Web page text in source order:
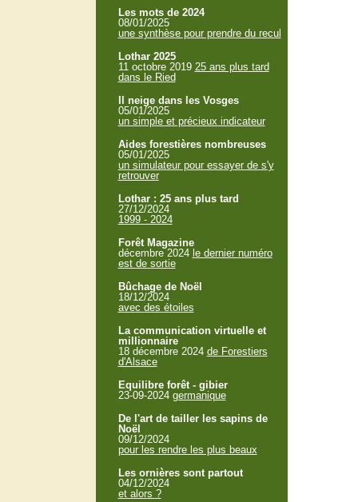
Les mots de 2024
08/01/2025
une synthèse pour prendre du recul
Lothar 2025
11 octobre 2019 25 ans plus tard
dans le Ried
Il neige dans les Vosges
05/01/2025
un simple et précieux indicateur
Aides forestières nombreuses
05/01/2025
un simulateur pour essayer de s'y
retrouver
Lothar : 25 ans plus tard
27/12/2024
1999 - 2024
Forêt Magazine
décembre 2024 le dernier numéro
est de sortie
Bûchage de Noël
18/12/2024
avec des étoiles
La communication virtuelle et
millionnaire
18 décembre 2024 de Forestiers
d'Alsace
Equilibre forêt - gibier
23-09-2024 germanique
De l'art de tailler les sapins de
Noël
09/12/2024
pour les rendre les plus beaux
Les ornières sont partout
04/12/2024
et alors ?